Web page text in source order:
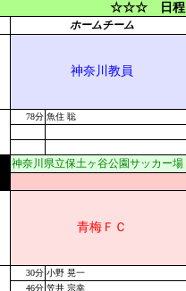
☆☆☆ 日程
ホームチーム
神奈川教員
78分 魚住 聡
神奈川県立保土ヶ谷公園サッカー場
青梅ＦＣ
30分 小野 晃一
46分 笠井 宗幸